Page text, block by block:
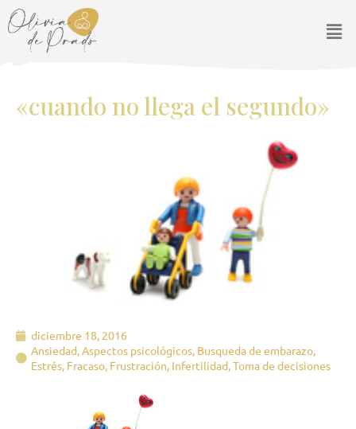
contenido
«cuando no llega el segundo»
diciembre 18, 2016
Ansiedad,Aspectos psicológicos, Busqueda de embarazo,
Estrés, Fracaso, Frustración, Infertilidad,Toma de decisiones